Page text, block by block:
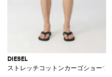
DIESEL
ストレッチコットンカーゴショーツ